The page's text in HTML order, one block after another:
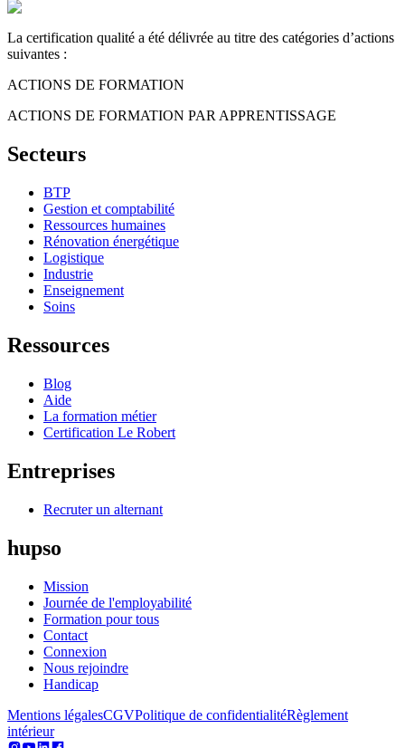
La certification qualité a été délivrée au titre des catégories d’actions
suivantes :
ACTIONS DE FORMATION
ACTIONS DE FORMATION PAR APPRENTISSAGE
Secteurs
BTP
Gestion et comptabilité
Ressources humaines
Rénovation énergétique
Logistique
Industrie
Enseignement
Soins
Ressources
Blog
Aide
La formation métier
Certification Le Robert
Entreprises
Recruter un alternant
hupso
Mission
Journée de l'employabilité
Formation pour tous
Contact
Connexion
Nous rejoindre
Handicap
Mentions légalesCGVPolitique de confidentialitéRèglement
intérieur